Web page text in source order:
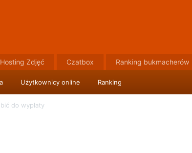
Użytkownicy online Ranking
Hosting Zdjęć Czatbox Ranking bukmacherów
do wypłaty